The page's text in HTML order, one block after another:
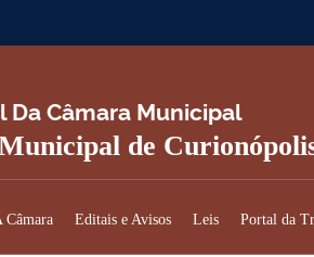
Da Câmara Municipal
de
Câmara Editais e Avisos Leis Portal da